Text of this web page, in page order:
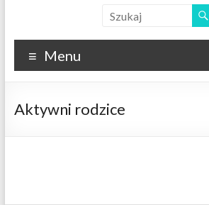
Fundacja
Świat
Wspólnych
Możliwości
Menu
Aktywni rodzice